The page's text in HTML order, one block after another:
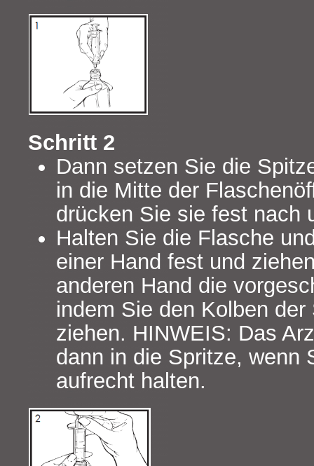
Schritt 2
Dann setzen Sie die
in die Mitte der
drücken Sie sie fest nach
Halten Sie die Flasche
einer Hand fest und
anderen Hand die
indem Sie den Kolben
ziehen. HINWEIS: Das
dann in die Spritze, wenn
aufrecht halten.